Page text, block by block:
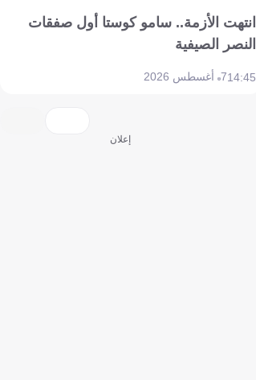
انتهت الأزمة.. سامو كوستا أول صفقات
النصر الصيفية
14:457 أغسطس 2026
إعلان